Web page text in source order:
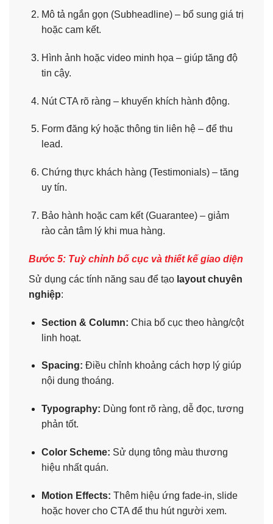
Mô tả ngắn gọn (Subheadline) – bổ sung giá trị
hoặc cam kết.
Hình ảnh hoặc video minh họa – giúp tăng độ
tin cậy.
Nút CTA rõ ràng – khuyến khích hành động.
Form đăng ký hoặc thông tin liên hệ – để thu
lead.
Chứng thực khách hàng (Testimonials) – tăng
uy tín.
Bảo hành hoặc cam kết (Guarantee) – giảm
rào cản tâm lý khi mua hàng.
Bước 5: Tuỳ chỉnh bố cục và thiết kế giao diện
Sử dụng các tính năng sau để tạo layout chuyên
nghiệp:
Section & Column: Chia bố cục theo hàng/cột
linh hoạt.
Spacing: Điều chỉnh khoảng cách hợp lý giúp
nội dung thoáng.
Typography: Dùng font rõ ràng, dễ đọc, tương
phản tốt.
Color Scheme: Sử dụng tông màu thương
hiệu nhất quán.
Motion Effects: Thêm hiệu ứng fade-in, slide
hoặc hover cho CTA để thu hút người xem.